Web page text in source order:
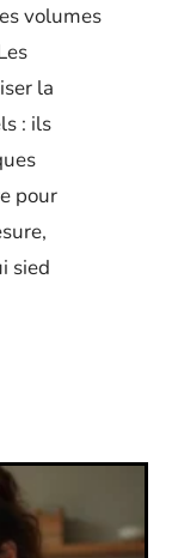
volumes
la
: ils
pour
sied